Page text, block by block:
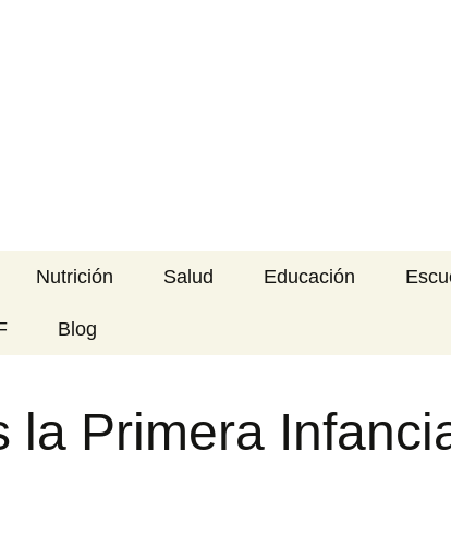
Nutrición Salud Educación
Blog
la Primera